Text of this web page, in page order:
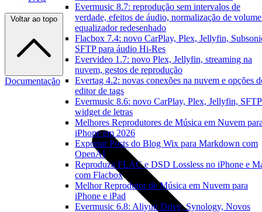
Evermusic 8.7: reprodução sem intervalos de
verdade, efeitos de áudio, normalização de
equalizador redesenhado
Flacbox 7.4: novo CarPlay, Plex, Jellyfin,
SFTP para áudio Hi-Res
Evervideo 1.7: novo Plex, Jellyfin, streaming na
nuvem, gestos de reprodução
Evertag 4.2: novas conexões na nuvem e opções
editor de tags
Evermusic 8.6: novo CarPlay, Plex, Jellyfin,
widget de letras
Melhores Reprodutores de Música em Nuvem
iPhone em 2026
Exportar Posts do Blog Wix para Markdown com
OpenAI
Reproduza FLAC e DSD Lossless no iPhone e
com Flacbox
Melhor Reprodutor de Música em Nuvem para
iPhone e iPad
Evermusic 6.8: Aliyun Drive, Synology, Novos
Voltar ao topo
Documentação